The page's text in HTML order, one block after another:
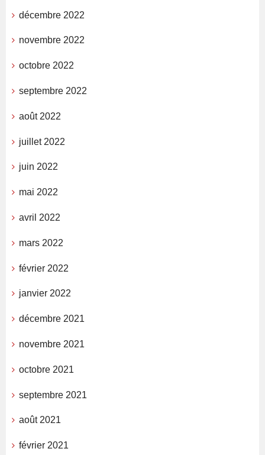
décembre 2022
novembre 2022
octobre 2022
septembre 2022
août 2022
juillet 2022
juin 2022
mai 2022
avril 2022
mars 2022
février 2022
janvier 2022
décembre 2021
novembre 2021
octobre 2021
septembre 2021
août 2021
février 2021